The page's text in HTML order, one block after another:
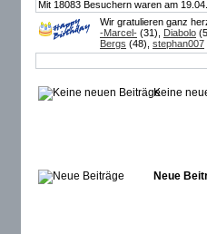
Mit 18083 Besuchern waren am
Wir gratulieren ganz
-Marcel- (31), Diabolo
Bergs (48), stephan007
Keine
Neue